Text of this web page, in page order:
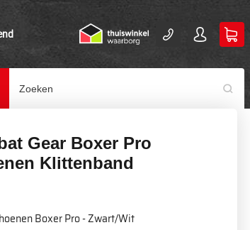
Gear Boxer Pro
Klittenband
Boxer Pro - Zwart/Wit